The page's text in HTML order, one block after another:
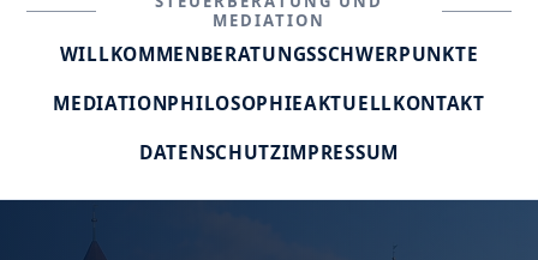
MEDIATION
WILLKOMMENBERATUNGSSCHWERPUNKTE
MEDIATIONPHILOSOPHIEAKTUELLKONTAKT
DATENSCHUTZIMPRESSUM